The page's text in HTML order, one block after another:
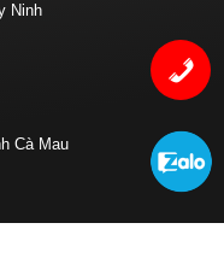
Ninh
Cà Mau